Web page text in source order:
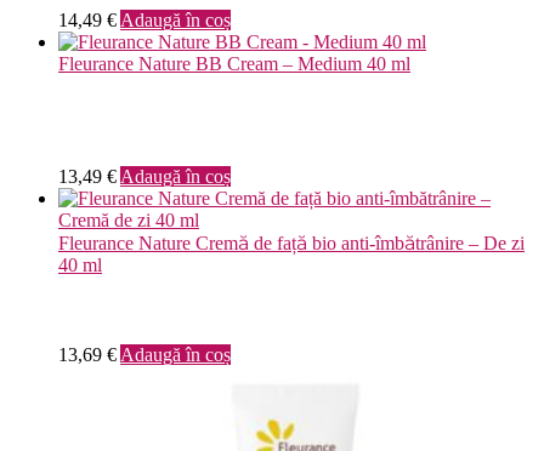
14,49 €Adaugă în coș
Fleurance Nature BB Cream – Medium 40 ml
13,49 € Adaugă în coș
Fleurance Nature Cremă de față bio anti-îmbătrânire – De zi
40 ml
13,69 € Adaugă în coș